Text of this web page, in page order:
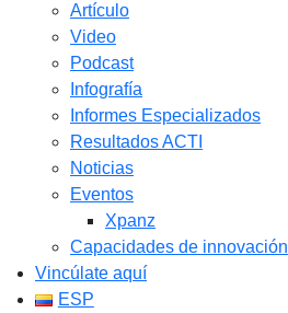
Artículo
Video
Podcast
Infografía
Informes Especializados
Resultados ACTI
Noticias
Eventos
Xpanz
Capacidades de innovación
Vincúlate aquí
ESP